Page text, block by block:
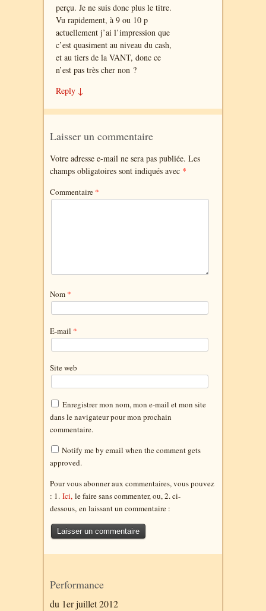
perçu. Je ne suis donc plus le titre.
Vu rapidement, à 9 ou 10 p
actuellement j’ai l’impression que
c’est quasiment au niveau du cash,
et au tiers de la VANT, donc ce
n’est pas très cher non ?
Reply ↓
Laisser un commentaire
Votre adresse e-mail ne sera pas publiée. Les
champs obligatoires sont indiqués avec *
Commentaire *
Nom *
E-mail *
Site web
Enregistrer mon nom, mon e-mail et mon site
dans le navigateur pour mon prochain
commentaire.
Notify me by email when the comment gets
approved.
Pour vous abonner aux commentaires, vous pouvez
: 1. Ici, le faire sans commenter, ou, 2. ci-
dessous, en laissant un commentaire :
Performance
du 1er juillet 2012